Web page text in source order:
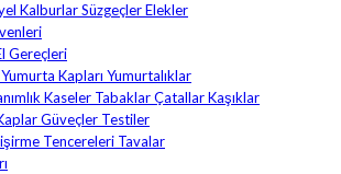
Kalburlar Süzgeçler Elekler
Gereçleri
Kapları Yumurtalıklar
Kaseler Tabaklar Çatallar Kaşıklar
Güveçler Testiler
Tencereleri Tavalar